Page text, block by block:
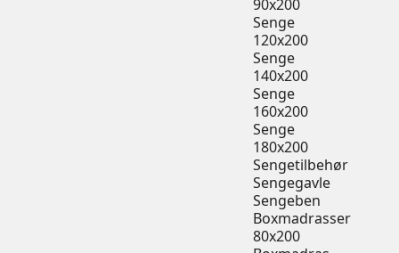
90x200
Senge
120x200
Senge
140x200
Senge
160x200
Senge
180x200
Sengetilbehør
Sengegavle
Sengeben
Boxmadrasser
80x200